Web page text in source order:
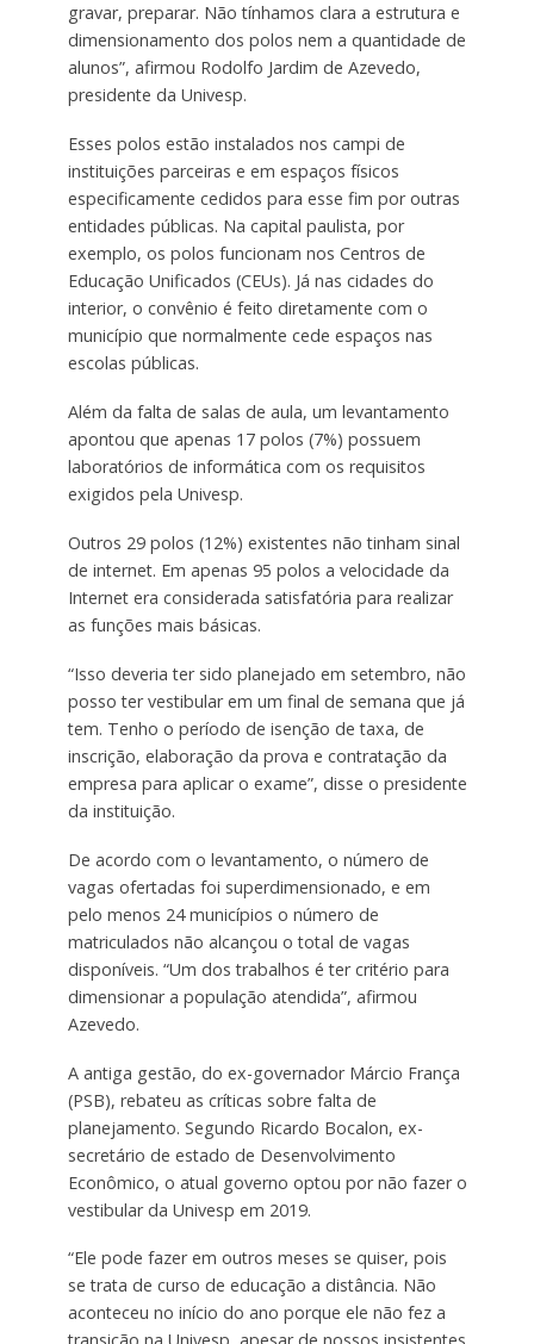
gravar, preparar. Não tínhamos clara a estrutura e
dimensionamento dos polos nem a quantidade de
alunos”, afirmou Rodolfo Jardim de Azevedo,
presidente da Univesp.
Esses polos estão instalados nos campi de
instituições parceiras e em espaços físicos
especificamente cedidos para esse fim por outras
entidades públicas. Na capital paulista, por
exemplo, os polos funcionam nos Centros de
Educação Unificados (CEUs). Já nas cidades do
interior, o convênio é feito diretamente com o
município que normalmente cede espaços nas
escolas públicas.
Além da falta de salas de aula, um levantamento
apontou que apenas 17 polos (7%) possuem
laboratórios de informática com os requisitos
exigidos pela Univesp.
Outros 29 polos (12%) existentes não tinham sinal
de internet. Em apenas 95 polos a velocidade da
Internet era considerada satisfatória para realizar
as funções mais básicas.
“Isso deveria ter sido planejado em setembro, não
posso ter vestibular em um final de semana que já
tem. Tenho o período de isenção de taxa, de
inscrição, elaboração da prova e contratação da
empresa para aplicar o exame”, disse o presidente
da instituição.
De acordo com o levantamento, o número de
vagas ofertadas foi superdimensionado, e em
pelo menos 24 municípios o número de
matriculados não alcançou o total de vagas
disponíveis. “Um dos trabalhos é ter critério para
dimensionar a população atendida”, afirmou
Azevedo.
A antiga gestão, do ex-governador Márcio França
(PSB), rebateu as críticas sobre falta de
planejamento. Segundo Ricardo Bocalon, ex-
secretário de estado de Desenvolvimento
Econômico, o atual governo optou por não fazer o
vestibular da Univesp em 2019.
“Ele pode fazer em outros meses se quiser, pois
se trata de curso de educação a distância. Não
aconteceu no início do ano porque ele não fez a